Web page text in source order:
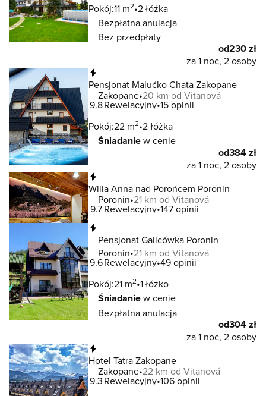
Pokój:11 m2 2 łóżka
Bezpłatna anulacja
Bez przedpłaty
od230 zł
za 1 noc, 2 osoby
Pensjonat Malućko Chata Zakopane
Zakopane 20 km od Vitanová
9.8Rewelacyjny 15 opinii
Pokój:22 m2 2 łóżka
Śniadaniew cenie
od384 zł
za 1 noc, 2 osoby
Willa Anna nad Porońcem Poronin
Poronin 21 km od Vitanová
9.7Rewelacyjny 147 opinii
Pensjonat Galicówka Poronin
Poronin 21 km od Vitanová
9.6Rewelacyjny 49 opinii
Pokój:21 m2 1 łóżko
Śniadaniew cenie
Bezpłatna anulacja
od304 zł
za 1 noc, 2 osoby
Hotel Tatra Zakopane
Zakopane 22 km od Vitanová
9.3Rewelacyjny 106 opinii